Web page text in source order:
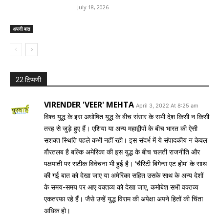
अपनी बात
July 18, 2026
22 टिप्पणी
VIRENDER 'VEER' MEHTA April 3, 2022 At 8:25 am
विश्व युद्ध के इस अघोषित युद्ध के बीच संसार के सभी देश किसी न किसी
तरह से जुड़े हुए हैं। एशिया या अन्य महाद्वीपों के बीच भारत की ऐसी
सशक्त स्थिति पहले कभी नहीं रही। इस संदर्भ में ये संपादकीय न केवल
ग़ौरतलब है बल्कि अमेरिका की इस युद्ध के बीच चलती राजनीति और
पक्षपाती पर सटीक विवेचना भी हुई है। ‘चैरिटी बिगेन्स एट होम’ के साथ
की गई बात को देखा जाए या अमेरिका सहित उसके साथ के अन्य देशों
के समय-समय पर आए वक्तव्य को देखा जाए, कमोबेश सभी वक्तव्य
एकतरफा रहे हैं। जैसे उन्हें युद्ध विराम की अपेक्षा अपने हितों की चिंता
अधिक हो।